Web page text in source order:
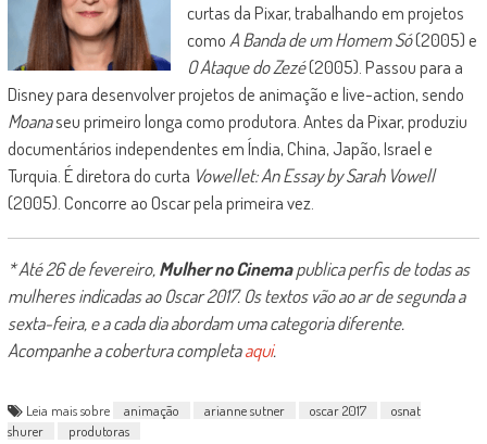
curtas da Pixar, trabalhando em projetos
como A Banda de um Homem Só(2005) e
O Ataque do Zezé(2005). Passou para a
Disney para desenvolver projetos de animação e live-action, sendo
Moanaseu primeiro longa como produtora. Antes da Pixar, produziu
documentários independentes em Índia, China, Japão, Israel e
Turquia. É diretora do curta Vowellet: An Essay by Sarah Vowell
(2005). Concorre ao Oscar pela primeira vez.
* Até 26 de fevereiro, Mulher no Cinemapublica perfis de todas as
mulheres indicadas ao Oscar 2017. Os textos vão ao ar de segunda a
sexta-feira, e a cada dia abordam uma categoria diferente.
Acompanhe a cobertura completaaqui.
Leia mais sobre animação arianne sutner oscar 2017
osnat
shurer
produtoras